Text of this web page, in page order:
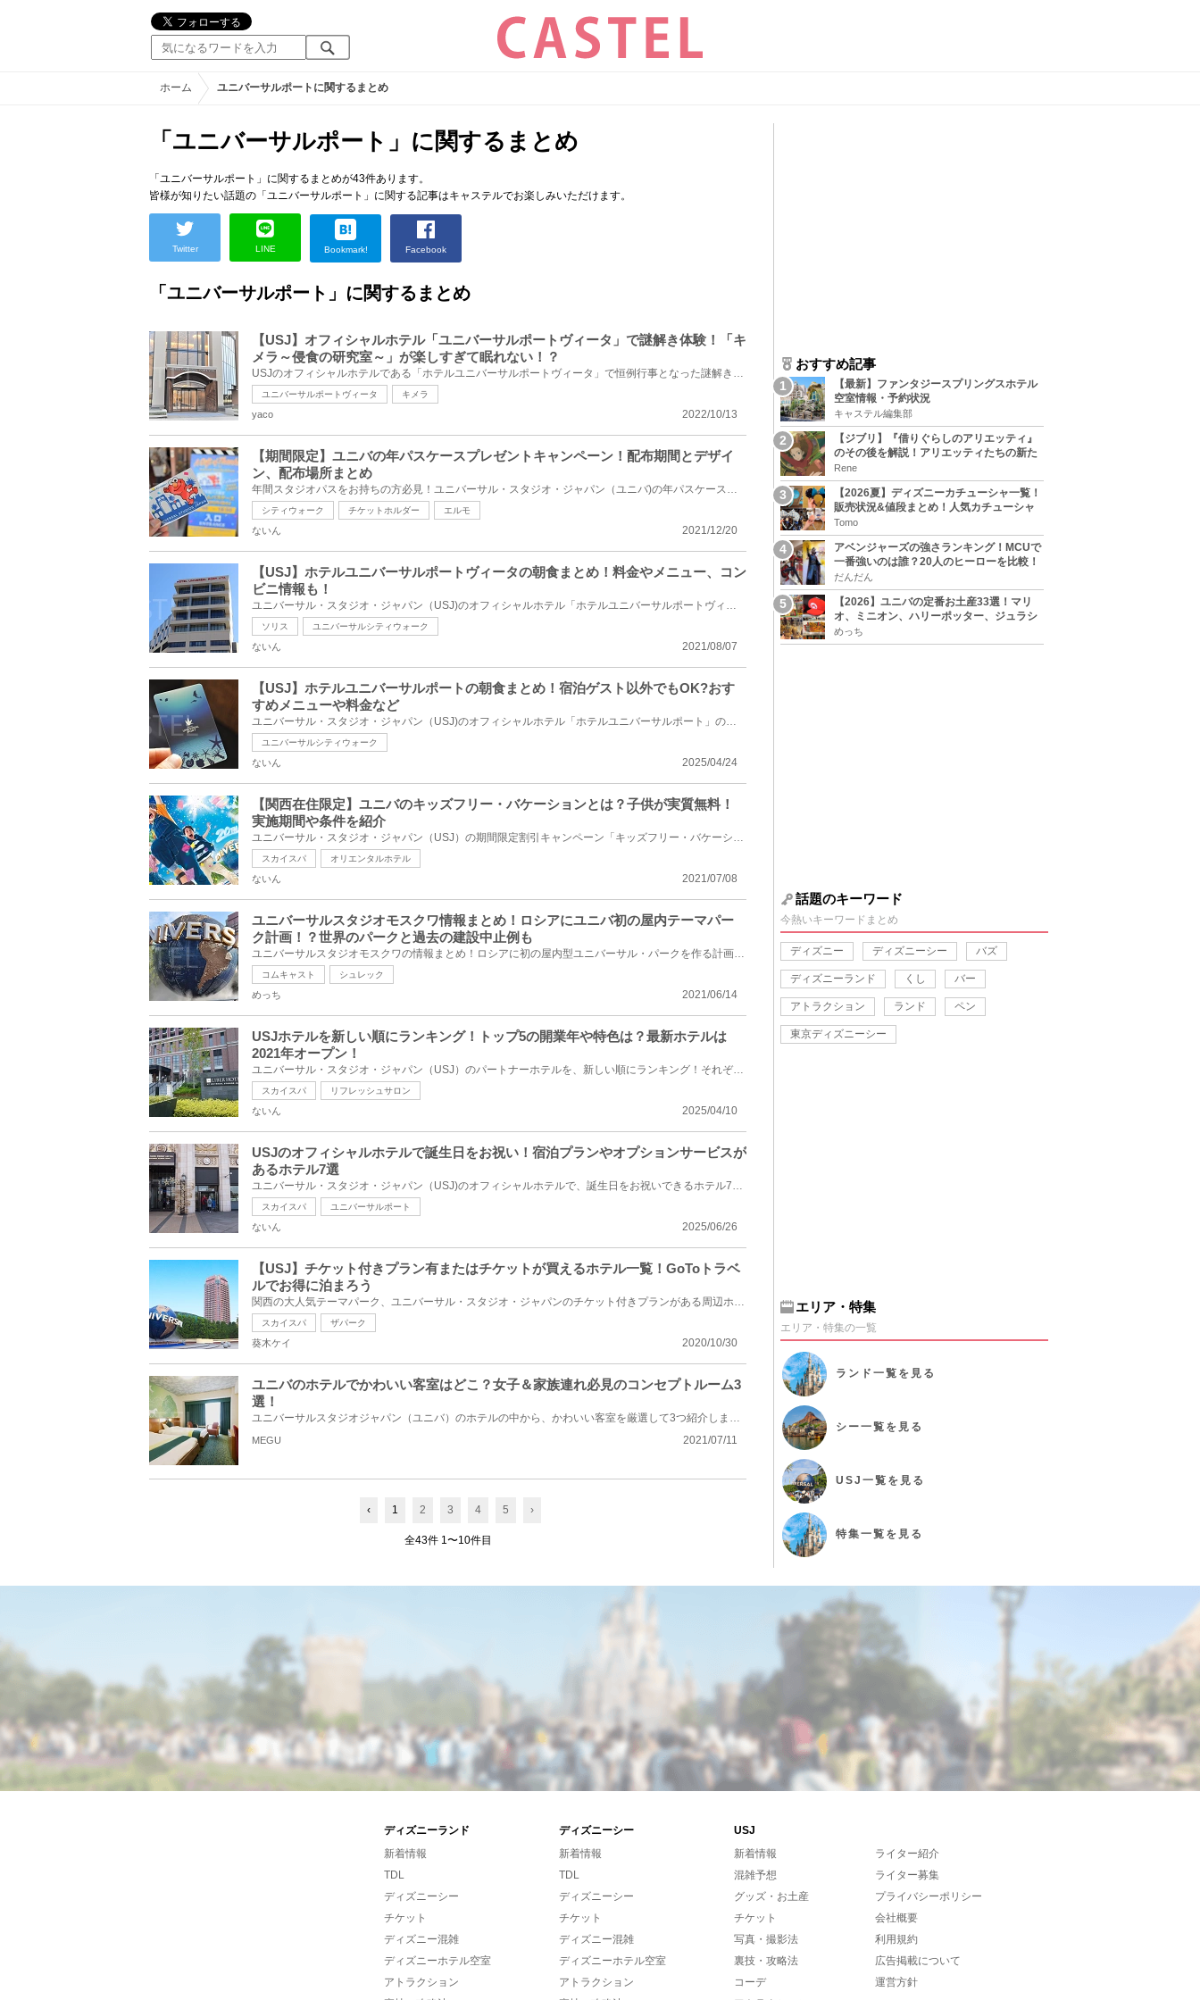
ホーム ユニバーサルポートに関するまとめ
「ユニバーサルポート」に関するまとめ
「ユニバーサルポート」に関するまとめが43件あります。
皆様が知りたい話題の「ユニバーサルポート」に関する記事はキャステルでお楽しみいただけます。
Twitter LINE Bookmark! Facebook
「ユニバーサルポート」に関するまとめ
【USJ】オフィシャルホテル「ユニバーサルポートヴィータ」で謎解き体験！「キ
メラ～侵食の研究室～」が楽しすぎて眠れない！？
USJのオフィシャルホテルである「ホテルユニバーサルポートヴィータ」で恒例行事となった謎解きホラール...
ユニバーサルポートヴィータ キメラ
2022/10/13
yaco
【期間限定】ユニバの年パスケースプレゼントキャンペーン！配布期間とデザイ
ン、配布場所まとめ
年間スタジオパスをお持ちの方必見！ユニバーサル・スタジオ・ジャパン（ユニバ)の年パスケースプレゼン...
シティウォーク チケットホルダー エルモ
2021/12/20
ないん
【USJ】ホテルユニバーサルポートヴィータの朝食まとめ！料金やメニュー、コン
ビニ情報も！
ユニバーサル・スタジオ・ジャパン（USJ)のオフィシャルホテル「ホテルユニバーサルポートヴィータ」の...
ソリス ユニバーサルシティウォーク
2021/08/07
ないん
【USJ】ホテルユニバーサルポートの朝食まとめ！宿泊ゲスト以外でもOK?おす
すめメニューや料金など
ユニバーサル・スタジオ・ジャパン（USJ)のオフィシャルホテル「ホテルユニバーサルポート」の朝食ブッ...
ユニバーサルシティウォーク
2025/04/24
ないん
【関西在住限定】ユニバのキッズフリー・バケーションとは？子供が実質無料！
実施期間や条件を紹介
ユニバーサル・スタジオ・ジャパン（USJ）の期間限定割引キャンペーン「キッズフリー・バケーション・キ...
スカイスパ オリエンタルホテル
2021/07/08
ないん
ユニバーサルスタジオモスクワ情報まとめ！ロシアにユニバ初の屋内テーマパー
ク計画！？世界のパークと過去の建設中止例も
ユニバーサルスタジオモスクワの情報まとめ！ロシアに初の屋内型ユニバーサル・パークを作る計画があり...
コムキャスト シュレック
2021/06/14
めっち
USJホテルを新しい順にランキング！トップ5の開業年や特色は？最新ホテルは
2021年オープン！
ユニバーサル・スタジオ・ジャパン（USJ）のパートナーホテルを、新しい順にランキング！それぞれの開業...
スカイスパ リフレッシュサロン
2025/04/10
ないん
USJのオフィシャルホテルで誕生日をお祝い！宿泊プランやオプションサービスが
あるホテル7選
ユニバーサル・スタジオ・ジャパン（USJ)のオフィシャルホテルで、誕生日をお祝いできるホテル7選！誕生...
スカイスパ ユニバーサルポート
2025/06/26
ないん
【USJ】チケット付きプラン有またはチケットが買えるホテル一覧！GoToトラベ
ルでお得に泊まろう
関西の大人気テーマパーク、ユニバーサル・スタジオ・ジャパンのチケット付きプランがある周辺ホテルと...
スカイスパ ザパーク
2020/10/30
葵木ケイ
ユニバのホテルでかわいい客室はどこ？女子＆家族連れ必見のコンセプトルーム3
選！
ユニバーサルスタジオジャパン（ユニバ）のホテルの中から、かわいい客室を厳選して3つ紹介します。ユニ...
2021/07/11
MEGU
‹ 1 2 3 4 5 ›
全43件 1〜10件目
おすすめ記事
【最新】ファンタジースプリングスホテル
空室情報・予約状況
キャステル編集部
【ジブリ】『借りぐらしのアリエッティ』
のその後を解説！アリエッティたちの新た
な住処は？翔の病気は治る？
Rene
【2026夏】ディズニーカチューシャ一覧！
販売状況&値段まとめ！人気カチューシャ
をチェック
Tomo
アベンジャーズの強さランキング！MCUで
一番強いのは誰？20人のヒーローを比較！
だんだん
【2026】ユニバの定番お土産33選！マリ
オ、ミニオン、ハリーポッター、ジュラシ
ックパーク、セサミ、SINGなどのグッズ情
報
めっち
話題のキーワード
今熱いキーワードまとめ
ディズニー ディズニーシー バズ
ディズニーランド くし バー
アトラクション ランド ペン
東京ディズニーシー
エリア・特集
エリア・特集の一覧
ランド 一覧を見る
シー一覧を見る
USJ 一覧を見る
特集一覧を見る
ディズニーランド ディズニーシー
USJ
新着情報
TDL
ディズニーシー
チケット
ディズニー混雑
ディズニーホテル空室
アトラクション
新着情報
TDL
ディズニーシー
チケット
ディズニー混雑
ディズニーホテル空室
アトラクション
新着情報
混雑予想
グッズ・お土産
チケット
写真・撮影法
裏技・攻略法
コーデ
ライター紹介
ライター募集
プライバシーポリシー
会社概要
利用規約
広告掲載について
運営方針